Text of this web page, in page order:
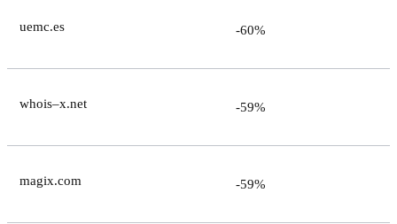
uemc.es -60%
whois–x.net -59%
magix.com -59%